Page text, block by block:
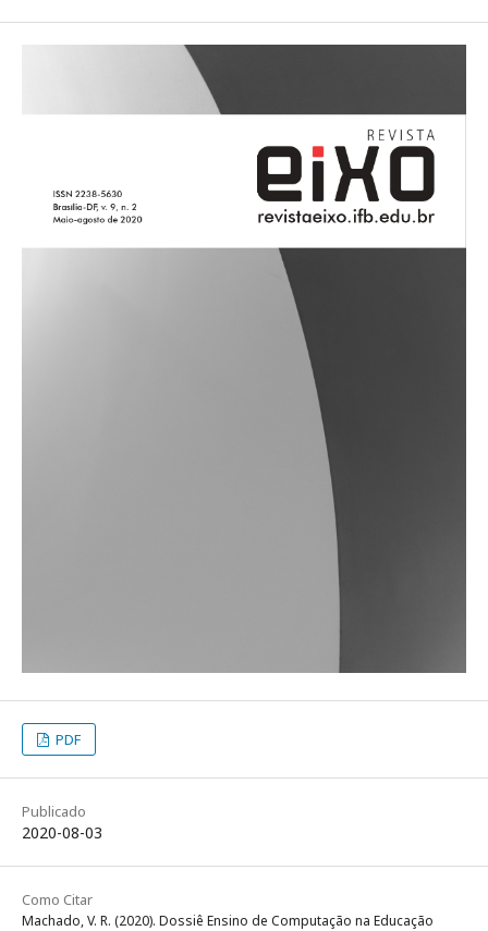
PDF
Publicado
2020-08-03
Como Citar
Machado, V. R. (2020). Dossiê Ensino de Computação na Educação